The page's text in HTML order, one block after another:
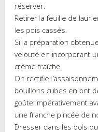
réserver.
Retirer la feuille de
les pois cassés.
Si la préparation
velouté en incorporant
crème fraîche.
On rectifie
bouillons cubes en ont
goûte impérativement
une franche pincée de
Dresser dans les bols